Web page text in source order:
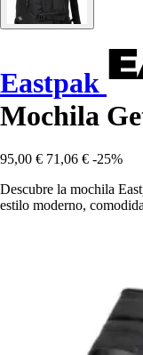
Eastpak
Mochila
95,00 € 71,06 € -25%
Descubre la mochila
estilo moderno,